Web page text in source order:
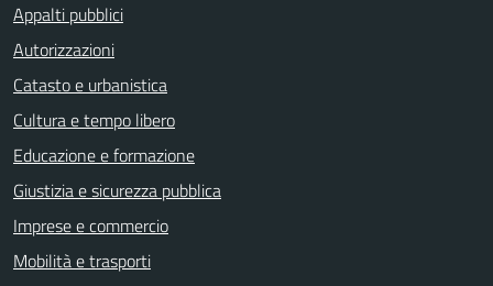
Appalti pubblici
Autorizzazioni
Catasto e urbanistica
Cultura e tempo libero
Educazione e formazione
Giustizia e sicurezza pubblica
Imprese e commercio
Mobilità e trasporti